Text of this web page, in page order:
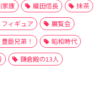
家康 織田信長
抹茶
フィギュア
展覧会
豊臣兄弟！
昭和時代
鎌倉殿の13人